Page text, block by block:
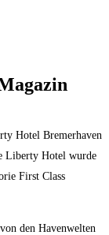
Hotel Bremerhaven
Liberty Hotel wurde
First Class
den Havenwelten